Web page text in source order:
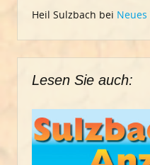
Heil Sulzbach bei Neues
Lesen Sie auch: